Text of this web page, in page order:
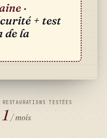
·
+ test
de la
RESTAURATIONS TESTÉES
1 / mois